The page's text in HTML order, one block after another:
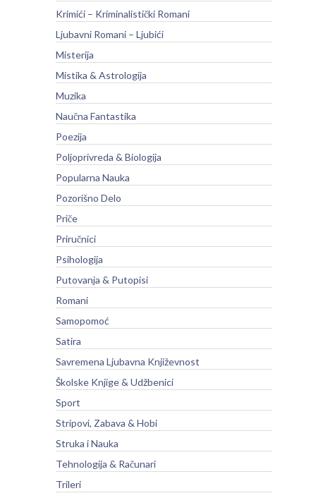
Krimići – Kriminalistički Romani
Ljubavni Romani – Ljubići
Misterija
Mistika & Astrologija
Muzika
Naučna Fantastika
Poezija
Poljoprivreda & Biologija
Popularna Nauka
Pozorišno Delo
Priče
Priručnici
Psihologija
Putovanja & Putopisi
Romani
Samopomoć
Satira
Savremena Ljubavna Književnost
Školske Knjige & Udžbenici
Sport
Stripovi, Zabava & Hobi
Struka i Nauka
Tehnologija & Računari
Trileri